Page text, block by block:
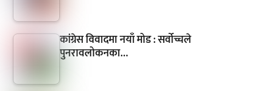
कांग्रेस विवादमा नयाँ मोड : सर्वोच्चले
पुनरावलोकनका…